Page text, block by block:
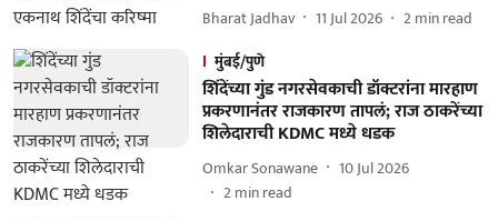
Bharat Jadhav 11 Jul 2026 2min read
मुंबई/पुणे
शिंदेंच्या गुंड नगरसेवकाची डॉक्टरांना मारहाण
प्रकरणानंतर राजकारण तापलं; राज ठाकरेंच्या
शिलेदाराची KDMC मध्ये धडक
Omkar Sonawane
10 Jul 2026
2min read